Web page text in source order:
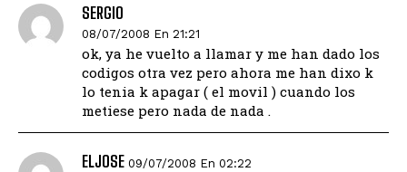
SERGIO
08/07/2008 En 21:21
ok, ya he vuelto a llamar y me han dado los
codigos otra vez pero ahora me han dixo k
lo tenia k apagar ( el movil ) cuando los
metiese pero nada de nada .
ELJOSE 09/07/2008 En 02:22